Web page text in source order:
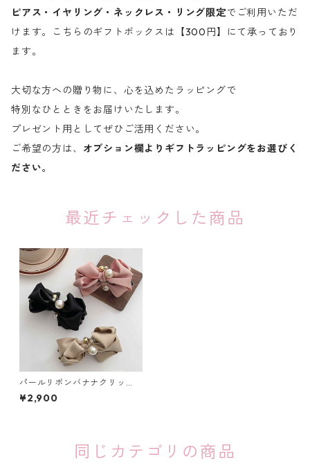
ピアス・イヤリング・ネックレス・リング限定でご利用いただ
けます。こちらのギフトボックスは【300円】にて承っており
ます。
大切な方への贈り物に、心を込めたラッピングで
特別なひとときをお届けいたします。
プレゼント用としてぜひご活用ください。
ご希望の方は、 オプション欄よりギフトラッピングをお選びく
ださい。
最近チェックした商品
パールリボンバナナクリッ
プ：364
¥2,900
同じカテゴリの商品